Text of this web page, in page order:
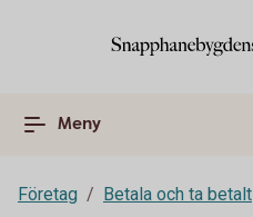
Meny
Företag
Betala och ta betalt